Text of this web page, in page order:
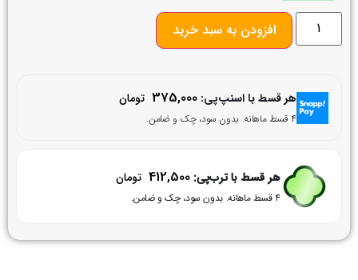
افزودن به سبد خرید
هر قسط با اسنپ‌پی: 375,000 تومان
۴ قسط ماهانه. بدون سود، چک و ضامن.
هر قسط با ترب‌پی: 412,500 تومان
۴ قسط ماهانه. بدون سود، چک و ضامن.